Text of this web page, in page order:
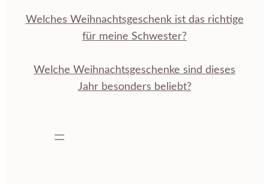
Welches Weihnachtsgeschenk ist das richtige
für meine Schwester?
Welche Weihnachtsgeschenke sind dieses
Jahr besonders beliebt?